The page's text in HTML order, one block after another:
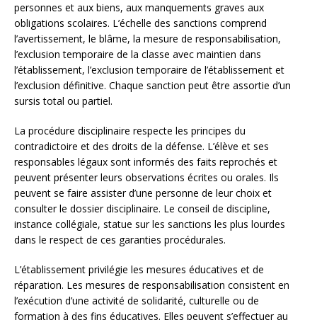
personnes et aux biens, aux manquements graves aux
obligations scolaires. L’échelle des sanctions comprend
l’avertissement, le blâme, la mesure de responsabilisation,
l’exclusion temporaire de la classe avec maintien dans
l’établissement, l’exclusion temporaire de l’établissement et
l’exclusion définitive. Chaque sanction peut être assortie d’un
sursis total ou partiel.
La procédure disciplinaire respecte les principes du
contradictoire et des droits de la défense. L’élève et ses
responsables légaux sont informés des faits reprochés et
peuvent présenter leurs observations écrites ou orales. Ils
peuvent se faire assister d’une personne de leur choix et
consulter le dossier disciplinaire. Le conseil de discipline,
instance collégiale, statue sur les sanctions les plus lourdes
dans le respect de ces garanties procédurales.
L’établissement privilégie les mesures éducatives et de
réparation. Les mesures de responsabilisation consistent en
l’exécution d’une activité de solidarité, culturelle ou de
formation à des fins éducatives. Elles peuvent s’effectuer au